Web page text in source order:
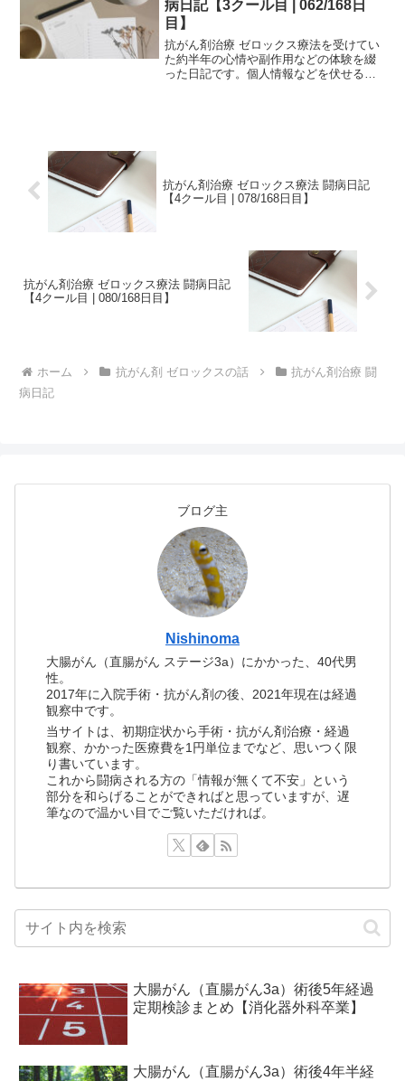
病日記【3クール目 | 062/168日
目】
抗がん剤治療 ゼロックス療法を受けてい
た約半年の心情や副作用などの体験を綴
った日記です。個人情報などを伏せるた
抗がん剤治療 ゼロックス療法 闘病日記
【4クール目 | 078/168日目】
抗がん剤治療 ゼロックス療法 闘病日記
【4クール目 | 080/168日目】
ホーム 抗がん剤 ゼロックスの話
抗がん剤治療 闘
病日記
ブログ主
Nishinoma
大腸がん（直腸がん ステージ3a）にかかった、40代男
性。
2017年に入院手術・抗がん剤の後、2021年現在は経過
観察中です。
当サイトは、初期症状から手術・抗がん剤治療・経過
観察、かかった医療費を1円単位までなど、思いつく限
り書いています。
これから闘病される方の「情報が無くて不安」という
部分を和らげることができればと思っていますが、遅
筆なので温かい目でご覧いただければ。
大腸がん（直腸がん3a）術後5年経過
定期検診まとめ【消化器外科卒業】
大腸がん（直腸がん3a）術後4年半経